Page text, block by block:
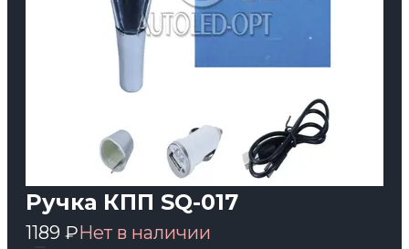
Ручка КПП SQ-017
1189 ₽Нет в наличии